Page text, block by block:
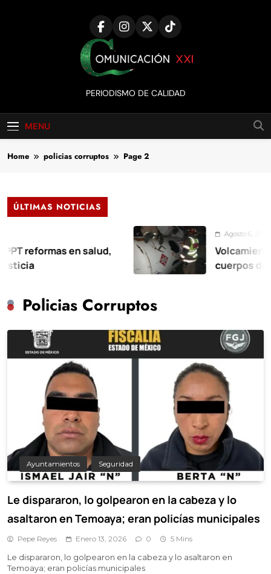
Comunicación
XXI
PERIODISMO DE CALIDAD
MENU
Home policias corruptos Page 2
ÚLTIMAS NOTICIAS
en salud,
Agosto 6, 2026
Volcamiento de
cuerpos de
Policias Corruptos
Ayuntamientos Seguridad
Le dispararon, lo golpearon en la cabeza y lo
asaltaron en Temoaya; eran policías municipales
Pepe Reyes Enero 13, 2026 0 5 Mins
Le dispararon, lo golpearon en la cabeza y lo asaltaron en
Temoaya; eran policías municipales